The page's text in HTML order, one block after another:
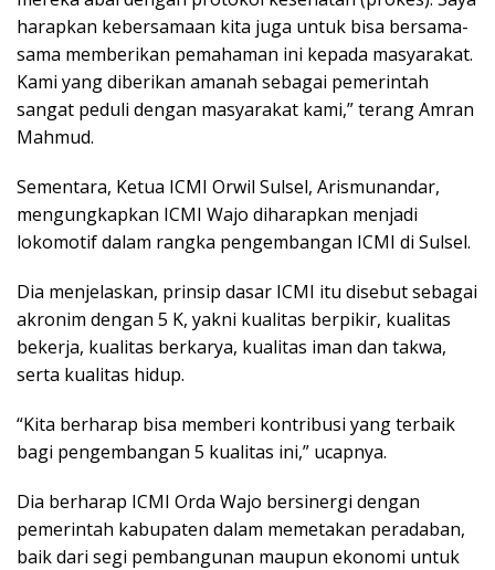
harapkan kebersamaan kita juga untuk bisa bersama-
sama memberikan pemahaman ini kepada masyarakat.
Kami yang diberikan amanah sebagai pemerintah
sangat peduli dengan masyarakat kami,” terang Amran
Mahmud.
Sementara, Ketua ICMI Orwil Sulsel, Arismunandar,
mengungkapkan ICMI Wajo diharapkan menjadi
lokomotif dalam rangka pengembangan ICMI di Sulsel.
Dia menjelaskan, prinsip dasar ICMI itu disebut sebagai
akronim dengan 5 K, yakni kualitas berpikir, kualitas
bekerja, kualitas berkarya, kualitas iman dan takwa,
serta kualitas hidup.
“Kita berharap bisa memberi kontribusi yang terbaik
bagi pengembangan 5 kualitas ini,” ucapnya.
Dia berharap ICMI Orda Wajo bersinergi dengan
pemerintah kabupaten dalam memetakan peradaban,
baik dari segi pembangunan maupun ekonomi untuk